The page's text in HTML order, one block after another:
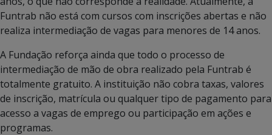
Funtrab não está com cursos com inscrições abertas e não
realiza intermediação de vagas para menores de 14 anos.
A Fundação reforça ainda que todo o processo de
intermediação de mão de obra realizado pela Funtrab é
totalmente gratuito. A instituição não cobra taxas, valores
de inscrição, matrícula ou qualquer tipo de pagamento para
acesso a vagas de emprego ou participação em ações e
programas.